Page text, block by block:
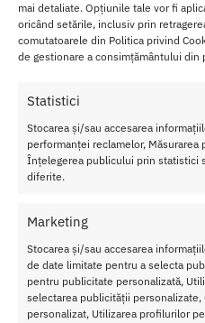
mai detaliate. Opțiunile tale vor fi
oricând setările, inclusiv prin
comutatoarele din Politica privind
de gestionare a consimțământului din
Statistici
Stocarea și/sau accesarea
performanței reclamelor,
Înțelegerea publicului prin statistici
diferite.
Marketing
Stocarea și/sau accesarea
de date limitate pentru a selecta
pentru publicitate personalizată,
selectarea publicității
personalizat, Utilizarea profilurilor
dantela negru
Este facut din dantela cocheta
Faceti-va visele sa devina realitate!
Carac
teristi
Kimo
no
Lilu:
Princip
alele